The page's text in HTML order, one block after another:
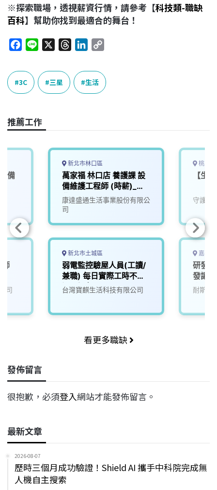
※探索職場，透視薪資行情，請參考【科技類-職缺
百科】幫助你找到最適合的舞台！
c
e
b
o
k
n
e
e
n
k
e
n
y
k
3C 三星 生活
推薦工作
備
司
新北市林口區
萬家福 林口店 養護課 設
備維護工程師 (時薪)_新
北
康達盛通生活事業股份有限公
司
新北市土城區
弱電監控驗屋人員(工讀/
兼職) 每日實際工時不超
過6小時
台灣寶麒生活科技有限公司
桃園
【生
守護家
嘉義
研發
發讓
來)1
耐斯企
看更多職缺
發佈留言
很抱歉，必須登入網站才能發佈留言。
最新文章
2026-08-07
歷時三個月成功驗證！Shield AI 攜手中科院完成無
人機自主搜索